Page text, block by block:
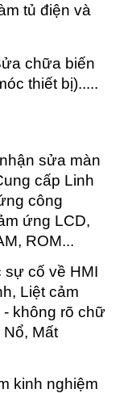
tủ điện và
chữa biến
thiết bị).....
sửa màn
cấp Linh
công
ứng LCD,
ROM...
cố về HMI
Liệt cảm
không rõ chữ
Nổ, Mất
kinh nghiệm